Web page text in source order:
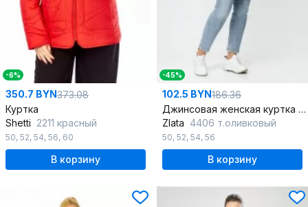
-6%
350.7 BYN373.08
Куртка
Shetti 2211 красный
50, 52, 54, 56, 60
В корзину
-45%
102.5 BYN186.36
Джинсовая женская куртка свободного силуэта с капюшоном
Zlata 4406 т.оливковый
50, 52, 54, 56
В корзину